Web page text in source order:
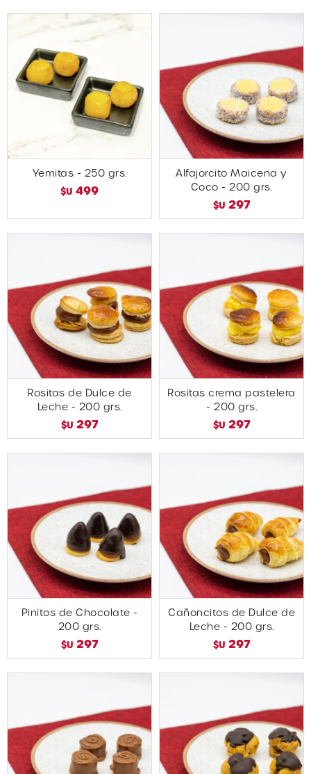
Yemitas - 250 grs.
$U 499
Alfajorcito Maicena y
Coco - 200 grs.
$U 297
Rositas de Dulce de
Leche - 200 grs.
$U 297
Rositas crema pastelera
- 200 grs.
$U 297
Pinitos de Chocolate -
200 grs.
$U 297
Cañoncitos de Dulce de
Leche - 200 grs.
$U 297